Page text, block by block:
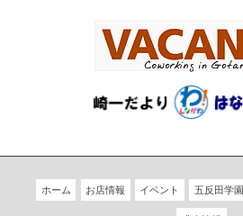
ホーム お店情報 イベント 五反田学園